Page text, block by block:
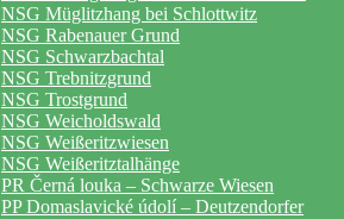
NSG Müglitzhang bei Schlottwitz
NSG Rabenauer Grund
NSG Schwarzbachtal
NSG Trebnitzgrund
NSG Trostgrund
NSG Weicholdswald
NSG Weißeritzwiesen
NSG Weißeritztalhänge
PR Černá louka – Schwarze Wiesen
PP Domaslavické údolí – Deutzendorfer